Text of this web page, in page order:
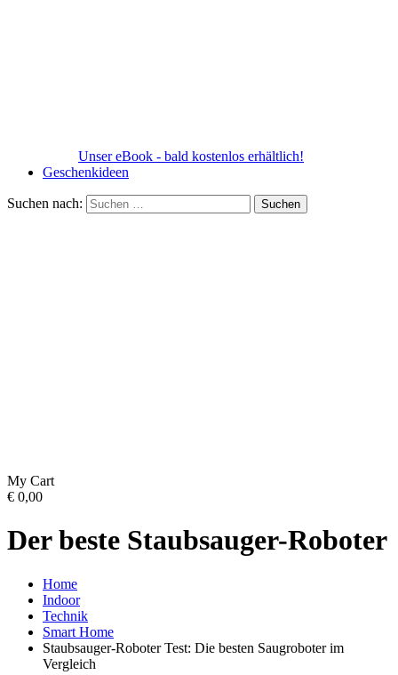
Unser eBook - bald kostenlos erhältlich!
Geschenkideen
Suchen nach:
My Cart
€ 0,00
Der beste Staubsauger-Roboter
Home
Indoor
Technik
Smart Home
Staubsauger-Roboter Test: Die besten Saugroboter im
Vergleich